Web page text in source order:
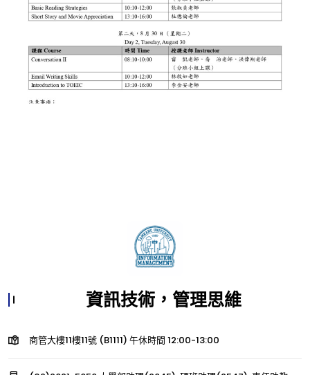
資訊技術，管理思維
商管大樓11樓11號 (B1111) 午休時間 12:00-13:00